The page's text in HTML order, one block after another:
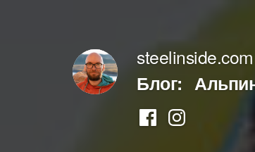
содержимому
steelinside.com
Блог:
ФейсбукИнстаграм